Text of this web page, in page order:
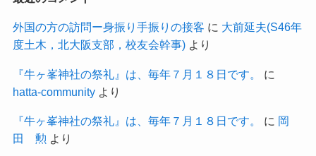
外国の方の訪問ー身振り手振りの接客 に 大前延夫(S46年
度土木，北大阪支部，校友会幹事)より
『牛ヶ峯神社の祭礼』は、毎年７月１８日です。
に
hatta-communityより
『牛ヶ峯神社の祭礼』は、毎年７月１８日です。 に 岡
田 勲 より